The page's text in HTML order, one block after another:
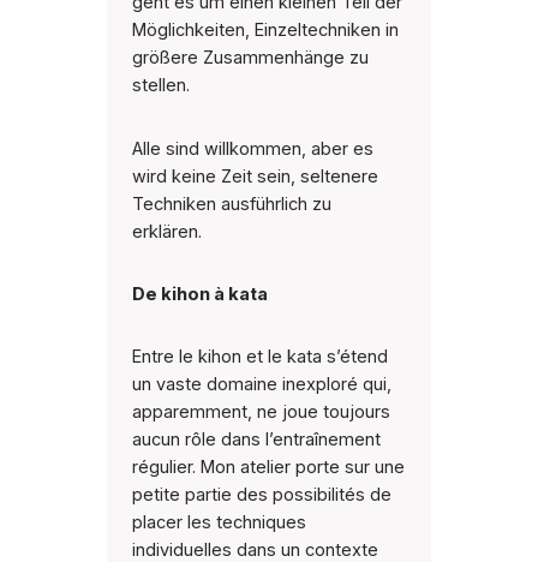
Möglichkeiten, Einzeltechniken in
größere Zusammenhänge zu
stellen.
Alle sind willkommen, aber es
wird keine Zeit sein, seltenere
Techniken ausführlich zu
erklären.
De kihon à kata
Entre le kihon et le kata s’étend
un vaste domaine inexploré qui,
apparemment, ne joue toujours
aucun rôle dans l’entraînement
régulier. Mon atelier porte sur une
petite partie des possibilités de
placer les techniques
individuelles dans un contexte